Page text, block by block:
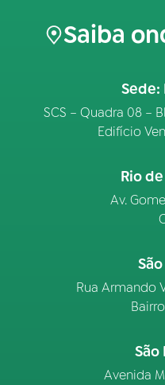
Saiba
Sede:
SCS – Quadra 08 –
Edifício
Rio
Av.
Rua Armando
São
Avenida